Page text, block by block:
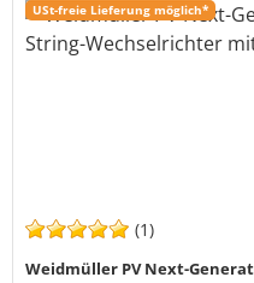
USt-freie Lieferung möglich*
(1)
Weidmüller PV Next-